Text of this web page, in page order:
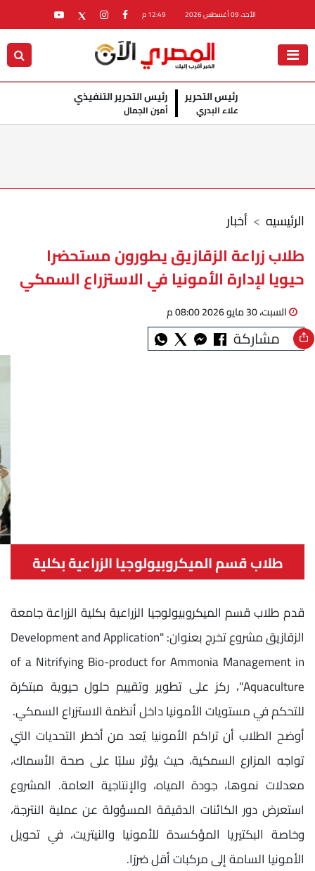
الأحد، 09 أغسطس 2026
رئيس التحرير
علاء البدري
رئيس التحرير التنفيذي
أمين الجمال
أخبار الرئيسيه
طلاب زراعة الزقازيق يطورون مستحضرا
حيويا لإدارة الأمونيا في الاستزراع السمكي
السبت، 30 مايو 2026 08:00 م
مشاركة
طلاب قسم الميكروبيولوجيا الزراعية بكلية
الزراعة جامعة الزقازيق
قدم طلاب قسم الميكروبيولوجيا الزراعية بكلية الزراعة جامعة
الزقازيق مشروع تخرج بعنوان: "Development and Application
of a Nitrifying Bio-product for Ammonia Management in
Aquaculture"، ركز على تطوير وتقييم حلول حيوية مبتكرة
للتحكم في مستويات الأمونيا داخل أنظمة الاستزراع السمكي.
أوضح الطلاب أن تراكم الأمونيا يُعد من أخطر التحديات التي
تواجه المزارع السمكية، حيث يؤثر سلبًا على صحة الأسماك،
معدلات نموها، جودة المياه، والإنتاجية العامة. المشروع
استعرض دور الكائنات الدقيقة المسؤولة عن عملية النترجة،
وخاصة البكتيريا المؤكسدة للأمونيا والنيتريت، في تحويل
الأمونيا السامة إلى مركبات أقل ضررًا.